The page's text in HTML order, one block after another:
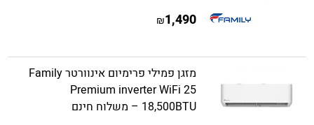
1,490
₪
מזגן פמילי פרימיום אינוורטר Family
Premium inverter WiFi 25
18,500BTU – משלוח חינם